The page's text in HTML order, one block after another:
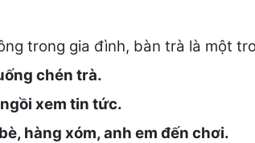
trong gia đình, bàn trà là một
chén trà.
xem tin tức.
hàng xóm, anh em đến chơi.